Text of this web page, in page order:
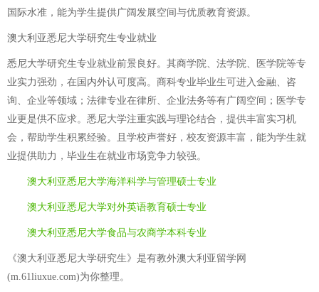
国际水准，能为学生提供广阔发展空间与优质教育资源。
澳大利亚悉尼大学研究生专业就业
悉尼大学研究生专业就业前景良好。其商学院、法学院、医学院等专
业实力强劲，在国内外认可度高。商科专业毕业生可进入金融、咨
询、企业等领域；法律专业在律所、企业法务等有广阔空间；医学专
业更是供不应求。悉尼大学注重实践与理论结合，提供丰富实习机
会，帮助学生积累经验。且学校声誉好，校友资源丰富，能为学生就
业提供助力，毕业生在就业市场竞争力较强。
澳大利亚悉尼大学海洋科学与管理硕士专业
澳大利亚悉尼大学对外英语教育硕士专业
澳大利亚悉尼大学食品与农商学本科专业
《澳大利亚悉尼大学研究生》是有教外澳大利亚留学网
(m.61liuxue.com)为你整理。